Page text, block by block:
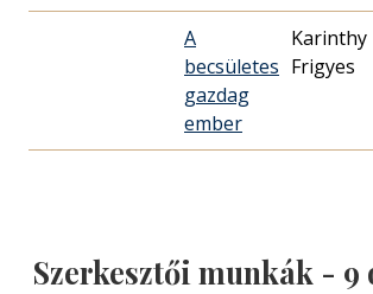
A
becsületes
gazdag
ember
Karinthy
Frigyes
Szerkesztői munkák - 9